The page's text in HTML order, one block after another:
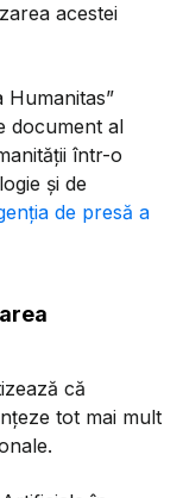
acestei
Humanitas”
document al
într-o
și de
de presă a
că
tot mai mult